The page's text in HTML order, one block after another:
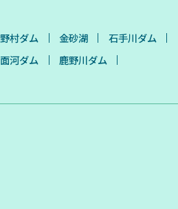
野村ダム 金砂湖
石手川ダム
面河ダム
鹿野川ダム